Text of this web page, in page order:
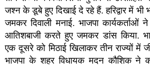
जश्न के डूबे हुए दिखाई दे रहे हैं. हरिद्वार में भी
जमकर दिवाली मनाई. भाजपा कार्यकर्ताओं
आतिशबाजी करते हुए जमकर डांस किया.
एक दूसरे को मिठाई खिलाकर तीन राज्यों में
भाजपा के शहर विधायक मदन कौशिक